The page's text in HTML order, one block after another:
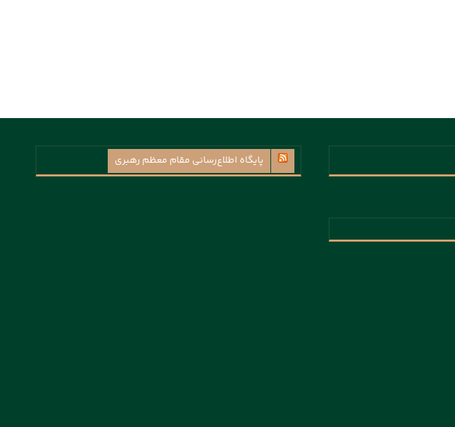
پايگاه اطلاع‌رسانی مقام معظم رهبری